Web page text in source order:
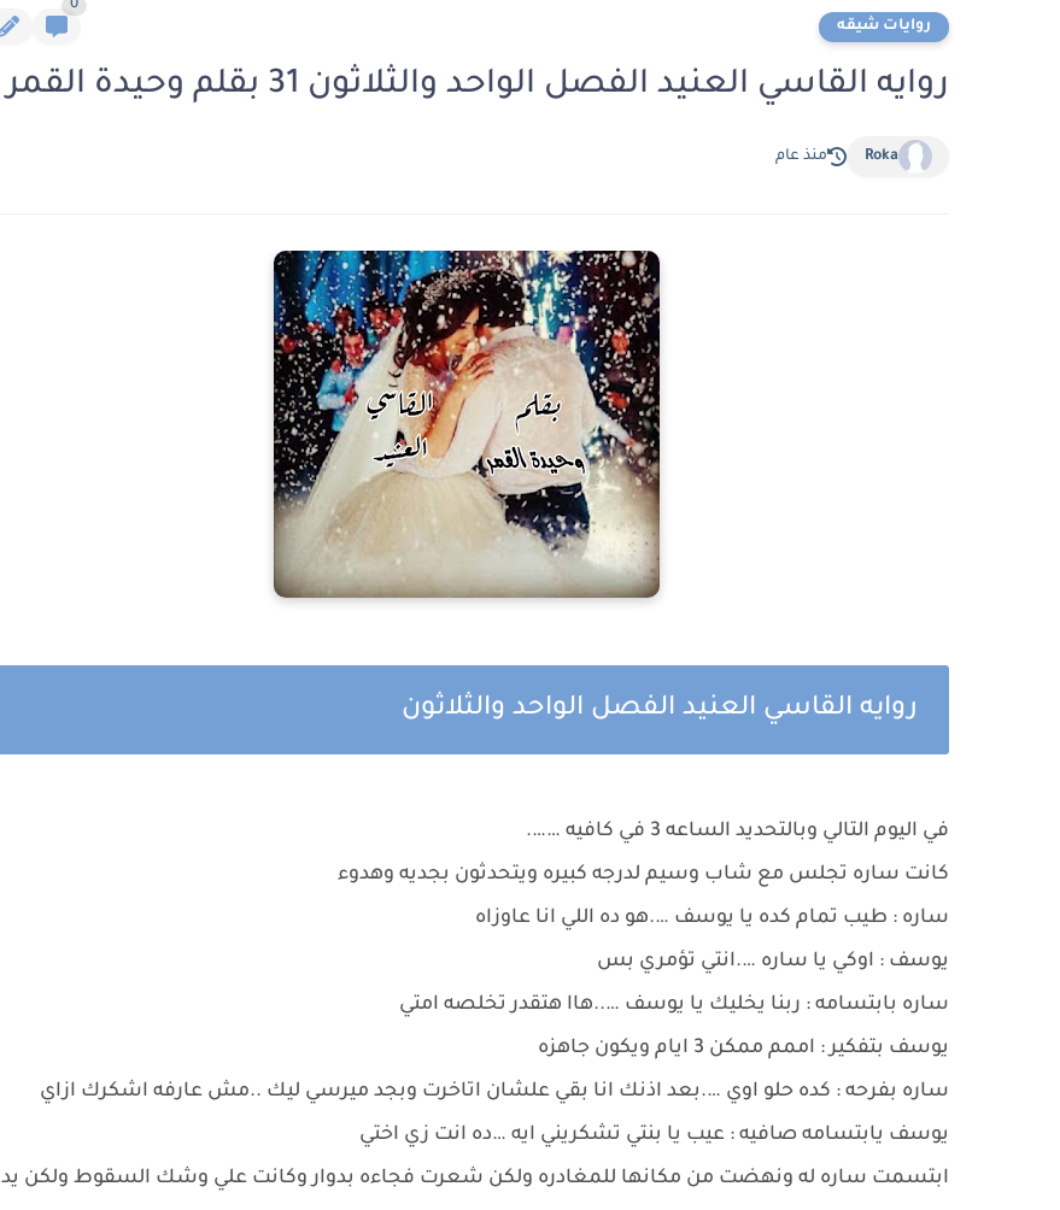
روايات شيقه
0
روايه القاسي العنيد الفصل الواحد والثلاثون 31 بقلم وحيدة القمر
Roka منذ عام
روايه القاسي العنيد الفصل الواحد والثلاثون
في اليوم التالي وبالتحديد الساعه 3 في كافيه …….
كانت ساره تجلس مع شاب وسيم لدرجه كبيره ويتحدثون بجديه وهدوء
ساره : طيب تمام كده يا يوسف ….هو ده اللي انا عاوزاه
يوسف : اوكي يا ساره ….انتي تؤمري بس
ساره بابتسامه : ربنا يخليك يا يوسف …..هاا هتقدر تخلصه امتي
يوسف بتفكير : اممم ممكن 3 ايام ويكون جاهزه
ساره بفرحه : كده حلو اوي ….بعد اذنك انا بقي علشان اتاخرت وبجد ميرسي ليك ..مش عارفه اشكرك ازاي
يوسف يابتسامه صافيه : عيب يا بنتي تشكريني ايه …ده انت زي اختي
ابتسمت ساره له ونهضت من مكانها للمغادره ولكن شعرت فجاءه بدوار وكانت علي وشك السقوط ولكن يد